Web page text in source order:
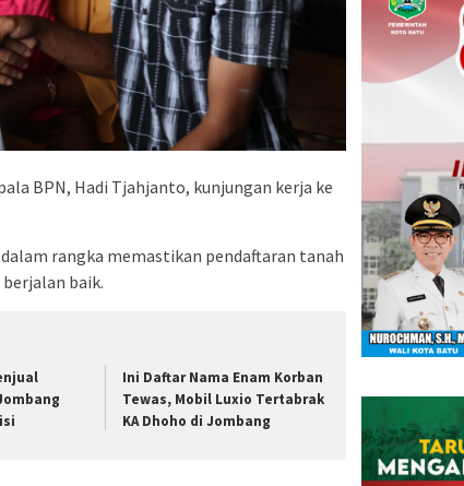
BPN, Hadi Tjahjanto, kunjungan kerja ke
rangka memastikan pendaftaran tanah
baik.
Ini Daftar Nama Enam Korban
Tewas, Mobil Luxio Tertabrak
KA Dhoho di Jombang